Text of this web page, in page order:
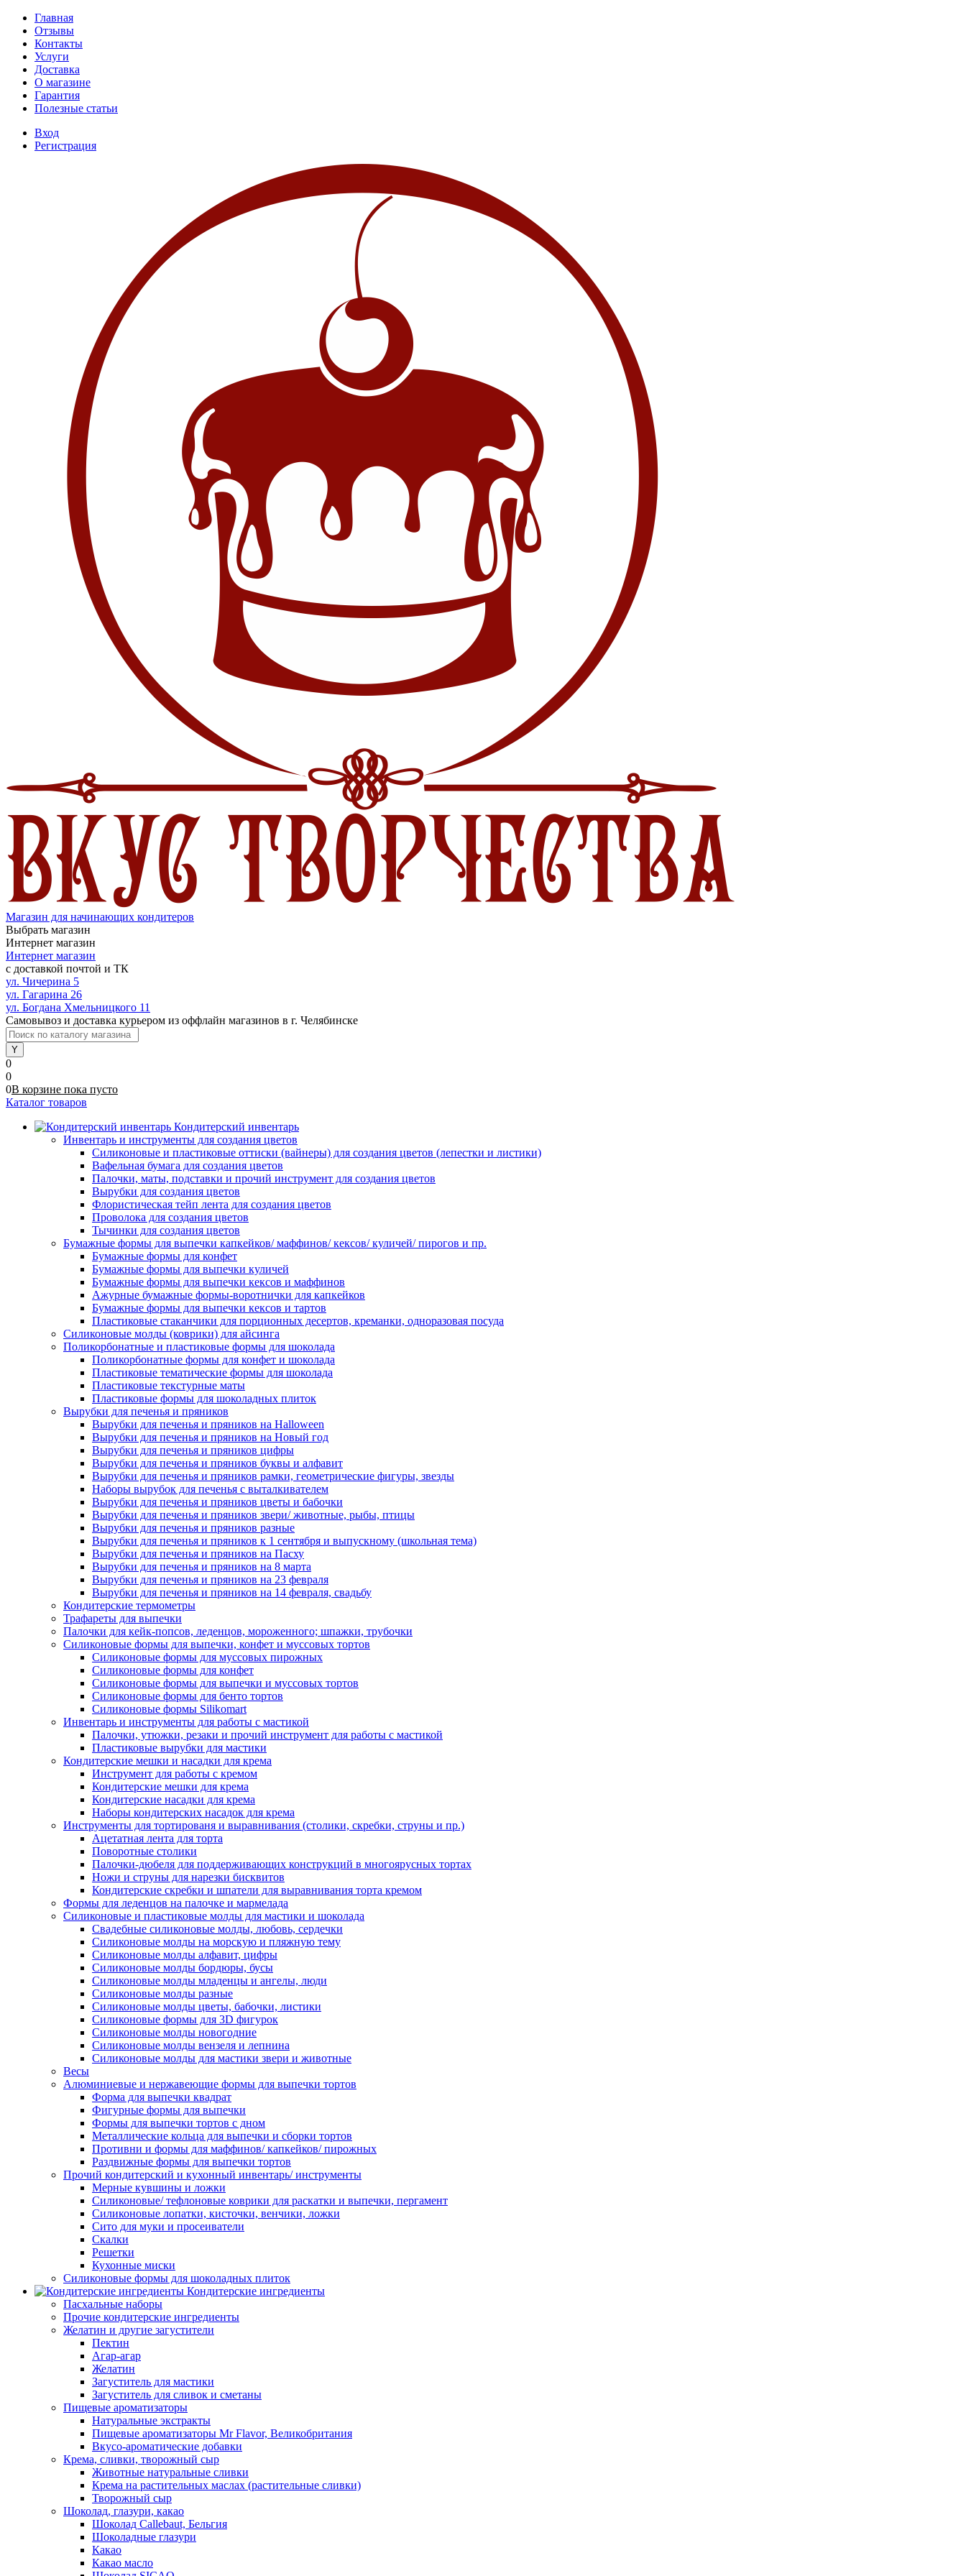
Главная
Отзывы
Контакты
Услуги
Доставка
О магазине
Гарантия
Полезные статьи
Вход
Регистрация
Магазин для начинающих кондитеров
Выбрать магазин
Интернет магазин
Интернет магазин
с доставкой почтой и ТК
ул. Чичерина 5
ул. Гагарина 26
ул. Богдана Хмельницкого 11
Самовывоз и доставка курьером из оффлайн магазинов в г. Челябинске
0
0
0В корзине пока пусто
Каталог товаров
Кондитерский инвентарь
Инвентарь и инструменты для создания цветов
Силиконовые и пластиковые оттиски (вайнеры) для создания цветов (лепестки и листики)
Вафельная бумага для создания цветов
Палочки, маты, подставки и прочий инструмент для создания цветов
Вырубки для создания цветов
Флористическая тейп лента для создания цветов
Проволока для создания цветов
Тычинки для создания цветов
Бумажные формы для выпечки капкейков/ маффинов/ кексов/ куличей/ пирогов и пр.
Бумажные формы для конфет
Бумажные формы для выпечки куличей
Бумажные формы для выпечки кексов и маффинов
Ажурные бумажные формы-воротнички для капкейков
Бумажные формы для выпечки кексов и тартов
Пластиковые стаканчики для порционных десертов, креманки, одноразовая посуда
Силиконовые молды (коврики) для айсинга
Поликорбонатные и пластиковые формы для шоколада
Поликорбонатные формы для конфет и шоколада
Пластиковые тематические формы для шоколада
Пластиковые текстурные маты
Пластиковые формы для шоколадных плиток
Вырубки для печенья и пряников
Вырубки для печенья и пряников на Halloween
Вырубки для печенья и пряников на Новый год
Вырубки для печенья и пряников цифры
Вырубки для печенья и пряников буквы и алфавит
Вырубки для печенья и пряников рамки, геометрические фигуры, звезды
Наборы вырубок для печенья с выталкивателем
Вырубки для печенья и пряников цветы и бабочки
Вырубки для печенья и пряников звери/ животные, рыбы, птицы
Вырубки для печенья и пряников разные
Вырубки для печенья и пряников к 1 сентября и выпускному (школьная тема)
Вырубки для печенья и пряников на Пасху
Вырубки для печенья и пряников на 8 марта
Вырубки для печенья и пряников на 23 февраля
Вырубки для печенья и пряников на 14 февраля, свадьбу
Кондитерские термометры
Трафареты для выпечки
Палочки для кейк-попсов, леденцов, мороженного; шпажки, трубочки
Силиконовые формы для выпечки, конфет и муссовых тортов
Силиконовые формы для муссовых пирожных
Силиконовые формы для конфет
Силиконовые формы для выпечки и муссовых тортов
Силиконовые формы для бенто тортов
Силиконовые формы Silikomart
Инвентарь и инструменты для работы с мастикой
Палочки, утюжки, резаки и прочий инструмент для работы с мастикой
Пластиковые вырубки для мастики
Кондитерские мешки и насадки для крема
Инструмент для работы с кремом
Кондитерские мешки для крема
Кондитерские насадки для крема
Наборы кондитерских насадок для крема
Инструменты для тортированя и выравнивания (столики, скребки, струны и пр.)
Ацетатная лента для торта
Поворотные столики
Палочки-дюбеля для поддерживающих конструкций в многоярусных тортах
Ножи и струны для нарезки бисквитов
Кондитерские скребки и шпатели для выравнивания торта кремом
Формы для леденцов на палочке и мармелада
Силиконовые и пластиковые молды для мастики и шоколада
Свадебные силиконовые молды, любовь, сердечки
Силиконовые молды на морскую и пляжную тему
Силиконовые молды алфавит, цифры
Силиконовые молды бордюры, бусы
Силиконовые молды младенцы и ангелы, люди
Силиконовые молды разные
Силиконовые молды цветы, бабочки, листики
Силиконовые формы для 3D фигурок
Силиконовые молды новогодние
Силиконовые молды вензеля и лепнина
Силиконовые молды для мастики звери и животные
Весы
Алюминиевые и нержавеющие формы для выпечки тортов
Форма для выпечки квадрат
Фигурные формы для выпечки
Формы для выпечки тортов с дном
Металлические кольца для выпечки и сборки тортов
Противни и формы для маффинов/ капкейков/ пирожных
Раздвижные формы для выпечки тортов
Прочий кондитерский и кухонный инвентарь/ инструменты
Мерные кувшины и ложки
Силиконовые/ тефлоновые коврики для раскатки и выпечки, пергамент
Силиконовые лопатки, кисточки, венчики, ложки
Сито для муки и просеиватели
Скалки
Решетки
Кухонные миски
Силиконовые формы для шоколадных плиток
Кондитерские ингредиенты
Пасхальные наборы
Прочие кондитерские ингредиенты
Желатин и другие загустители
Пектин
Агар-агар
Желатин
Загуститель для мастики
Загуститель для сливок и сметаны
Пищевые ароматизаторы
Натуральные экстракты
Пищевые ароматизаторы Mr Flavor, Великобритания
Вкусо-ароматические добавки
Крема, сливки, творожный сыр
Животные натуральные сливки
Крема на растительных маслах (растительные сливки)
Творожный сыр
Шоколад, глазури, какао
Шоколад Callebaut, Бельгия
Шоколадные глазури
Какао
Какао масло